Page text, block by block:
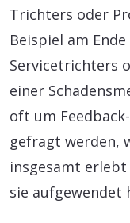
Trichters oder
Beispiel am
Servicetrichters
einer
oft um
gefragt werden,
insgesamt
sie aufgewendet